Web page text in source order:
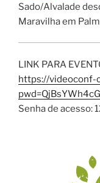
Sado/Alvalade
Maravilha em
LINK PARA
https://videoconf-
pwd=
Senha de acesso: